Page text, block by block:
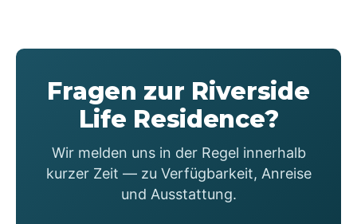
Fragen zur Riverside
Life Residence?
Wir melden uns in der Regel innerhalb
kurzer Zeit — zu Verfügbarkeit, Anreise
und Ausstattung.